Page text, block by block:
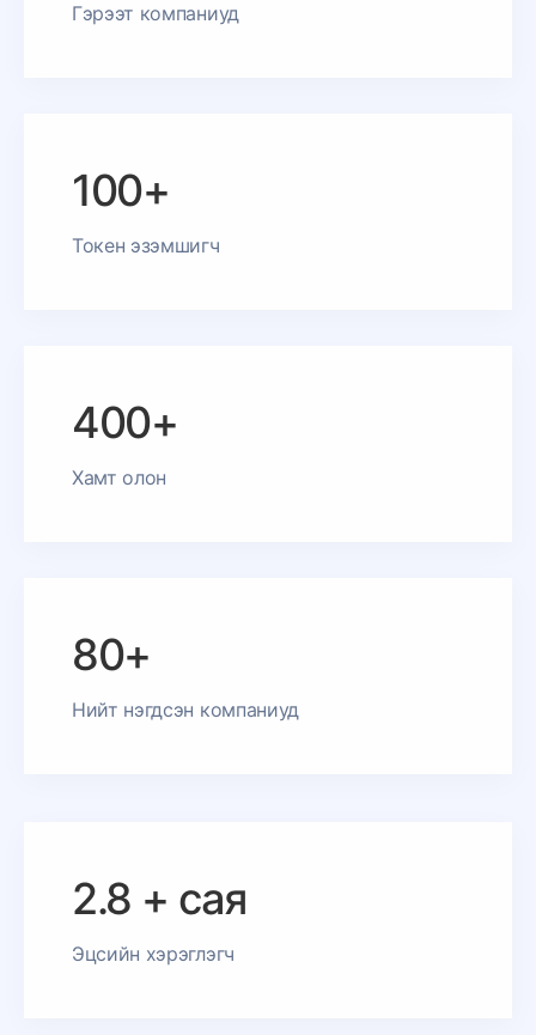
Гэрээт компаниуд
100+
Токен эзэмшигч
400+
Хамт олон
80+
Нийт нэгдсэн компаниуд
2.8 + сая
Эцсийн хэрэглэгч